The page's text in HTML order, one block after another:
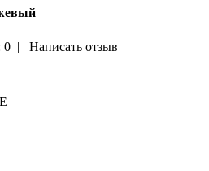
0 | Написать отзыв